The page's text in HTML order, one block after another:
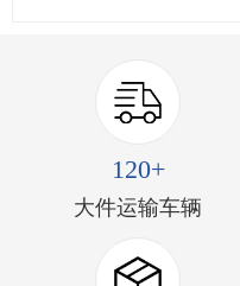
120+
大件运输车辆